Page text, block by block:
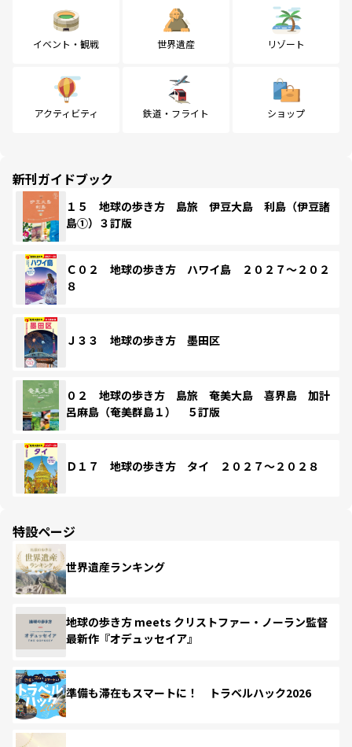
イベント・観戦 世界遺産 リゾート
アクティビティ 鉄道・フライト ショップ
新刊ガイドブック
１５ 地球の歩き方 島旅 伊豆大島 利島（伊豆諸
島①）３訂版
Ｃ０２ 地球の歩き方 ハワイ島 ２０２７～２０２
８
Ｊ３３ 地球の歩き方 墨田区
０２ 地球の歩き方 島旅 奄美大島 喜界島 加計
呂麻島（奄美群島１） ５訂版
Ｄ１７ 地球の歩き方 タイ ２０２７～２０２８
特設ページ
世界遺産ランキング
地球の歩き方 meets クリストファー・ノーラン監督
最新作『オデュッセイア』
準備も滞在もスマートに！ トラベルハック2026